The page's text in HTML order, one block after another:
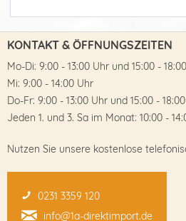
KONTAKT & ÖFFNUNGSZEITEN
Mo-Di: 9:00 - 13:00 Uhr und 15:00 -
Mi: 9:00 - 14:00 Uhr
Do-Fr: 9:00 - 13:00 Uhr und 15:00 -
Jeden 1. und 3. Sa im Monat: 10:00 -
Nutzen Sie unsere kostenlose
0231 3359 120
info@1a-direktimport.de